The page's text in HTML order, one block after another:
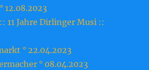
12.08.2023
11 Jahre Dirlinger Musi ::
° 22.04.2023
° 08.04.2023